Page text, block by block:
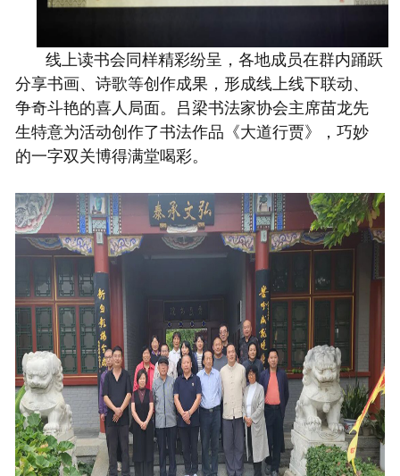
线上读书会同样精彩纷呈，各地成员在群内踊跃
分享书画、诗歌等创作成果，形成线上线下联动、
争奇斗艳的喜人局面。吕梁书法家协会主席苗龙先
生特意为活动创作了书法作品《大道行贾》，巧妙
的一字双关博得满堂喝彩。